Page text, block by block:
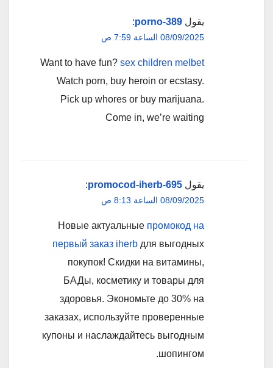
يقول porno-389
:
08/09/2025 الساعة 7:59 ص
Want to have fun? sex children melbet
Watch porn, buy heroin or ecstasy.
Pick up whores or buy marijuana.
Come in, we’re waiting
يقول promocod-iherb-695
:
08/09/2025 الساعة 8:13 ص
Новые актуальные промокод на
первый заказ iherb для выгодных
покупок! Скидки на витамины,
БАДы, косметику и товары для
здоровья. Экономьте до 30% на
заказах, используйте проверенные
купоны и наслаждайтесь выгодным
шопингом.